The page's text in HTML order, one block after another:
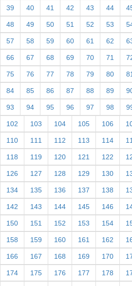
39 40 41 42 43 44
48 49 50 51 52 53
57 58 59 60 61 62
66 67 68 69 70 71
75 76 77 78 79 80 81
84 85 86 87 88 89
93 94 95 96 97 98
102 103 104 105 106
110 111 112 113 114
118 119 120 121 122
126 127 128 129 130
134 135 136 137 138
142 143 144 145 146
150 151 152 153 154
158 159 160 161 162
166 167 168 169 170
174 175 176 177 178